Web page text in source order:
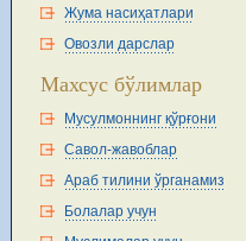
Жума насиҳатлари
Овозли дарслар
Махсус бўлимлар
Мусулмоннинг қўрғони
Савол-жавоблар
Араб тилини ўрганамиз
Болалар учун